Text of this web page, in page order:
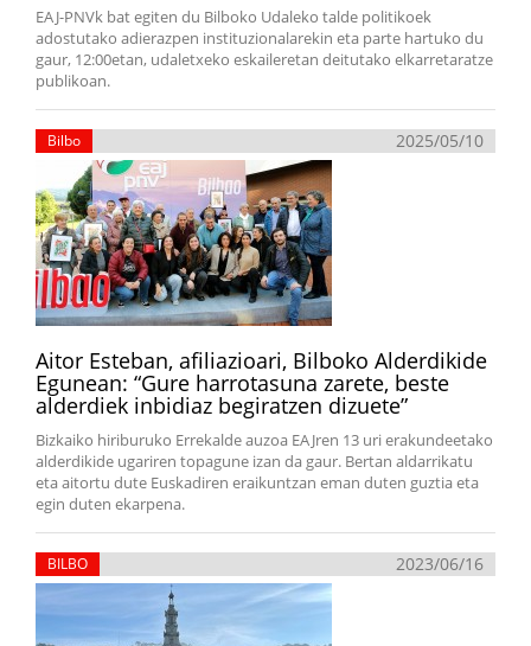
EAJ-PNVk bat egiten du Bilboko Udaleko talde politikoek
adostutako adierazpen instituzionalarekin eta parte hartuko du
gaur, 12:00etan, udaletxeko eskaileretan deitutako elkarretaratze
publikoan.
Bilbo 2025/05/10
Aitor Esteban, afiliazioari, Bilboko Alderdikide
Egunean: “Gure harrotasuna zarete, beste
alderdiek inbidiaz begiratzen dizuete”
Bizkaiko hiriburuko Errekalde auzoa EAJren 13 uri erakundeetako
alderdikide ugariren topagune izan da gaur. Bertan aldarrikatu
eta aitortu dute Euskadiren eraikuntzan eman duten guztia eta
egin duten ekarpena.
BILBO 2023/06/16